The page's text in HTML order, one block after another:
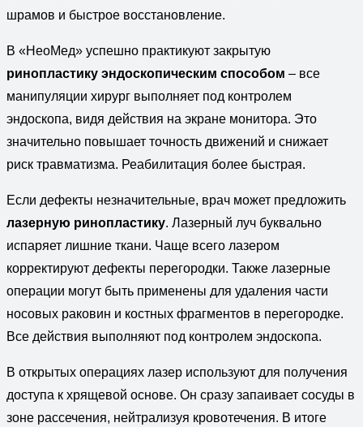
шрамов и быстрое восстановление.
В «НеоМед» успешно практикуют закрытую
ринопластику эндоскопическим способом – все
манипуляции хирург выполняет под контролем
эндоскопа, видя действия на экране монитора. Это
значительно повышает точность движений и снижает
риск травматизма. Реабилитация более быстрая.
Если дефекты незначительные, врач может предложить
лазерную ринопластику. Лазерный луч буквально
испаряет лишние ткани. Чаще всего лазером
корректируют дефекты перегородки. Также лазерные
операции могут быть применены для удаления части
носовых раковин и костных фрагментов в перегородке.
Все действия выполняют под контролем эндоскопа.
В открытых операциях лазер используют для получения
доступа к хрящевой основе. Он сразу запаивает сосуды в
зоне рассечения, нейтрализуя кровотечения. В итоге